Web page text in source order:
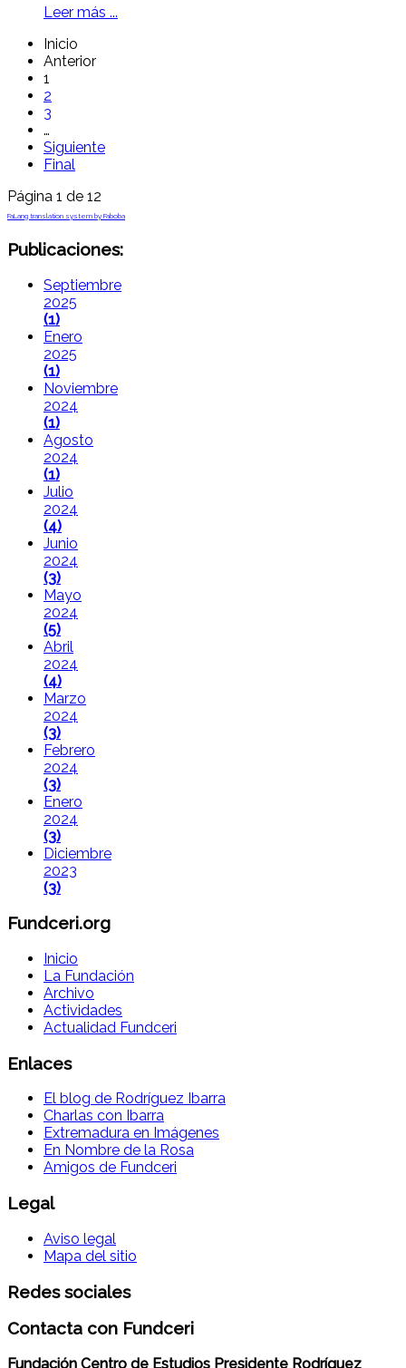
Leer más ...
Inicio
Anterior
1
2
3
…
Siguiente
Final
Página 1 de 12
FaLang translation system by Faboba
Publicaciones:
Septiembre
2025
(1)
Enero
2025
(1)
Noviembre
2024
(1)
Agosto
2024
(1)
Julio
2024
(4)
Junio
2024
(3)
Mayo
2024
(5)
Abril
2024
(4)
Marzo
2024
(3)
Febrero
2024
(3)
Enero
2024
(3)
Diciembre
2023
(3)
Fundceri.org
Inicio
La Fundación
Archivo
Actividades
Actualidad Fundceri
Enlaces
El blog de Rodríguez Ibarra
Charlas con Ibarra
Extremadura en Imágenes
En Nombre de la Rosa
Amigos de Fundceri
Legal
Aviso legal
Mapa del sitio
Redes sociales
Contacta con Fundceri
Fundación Centro de Estudios Presidente Rodríguez